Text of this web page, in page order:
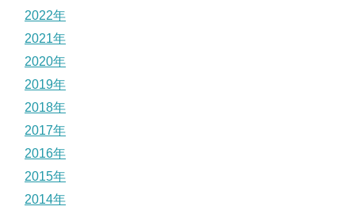
2022年
2021年
2020年
2019年
2018年
2017年
2016年
2015年
2014年